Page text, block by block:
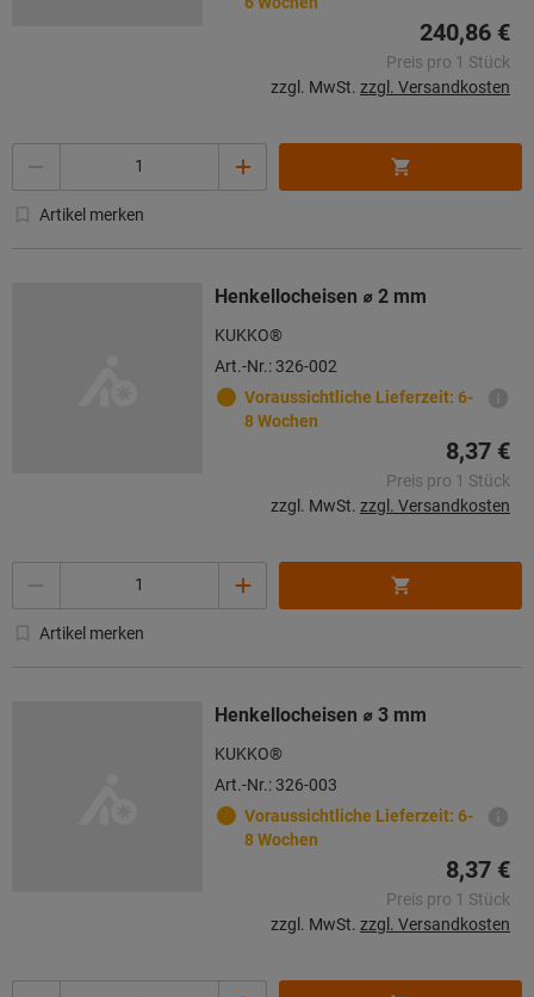
240,86 €
Preis pro 1 Stück
zzgl. MwSt. zzgl. Versandkosten
Artikel merken
Henkellocheisen ⌀ 2 mm
KUKKO®
Art.-Nr.: 326-002
Voraussichtliche Lieferzeit: 6-
8 Wochen
8,37 €
Preis pro 1 Stück
zzgl. MwSt. zzgl. Versandkosten
Artikel merken
Henkellocheisen ⌀ 3 mm
KUKKO®
Art.-Nr.: 326-003
Voraussichtliche Lieferzeit: 6-
8 Wochen
8,37 €
Preis pro 1 Stück
zzgl. MwSt. zzgl. Versandkosten